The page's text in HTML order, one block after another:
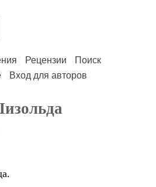
Рецензии
Поиск
Вход для авторов